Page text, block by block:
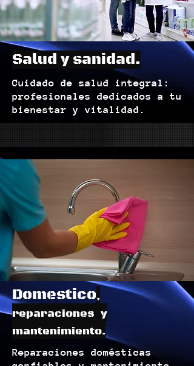
Salud y sanidad.
Cuidado de salud integral:
profesionales dedicados a tu
bienestar y vitalidad.
Domestico,
reparaciones y
mantenimiento.
Reparaciones domésticas